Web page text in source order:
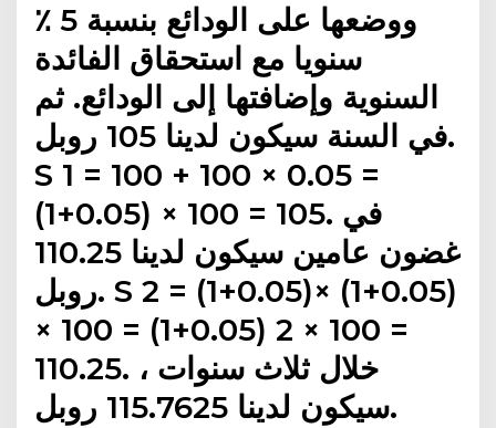
ووضعها على الودائع بنسبة 5 ٪
سنويا مع استحقاق الفائدة
السنوية وإضافتها إلى الودائع. ثم
في السنة سيكون لدينا 105 روبل.
S 1 = 100 + 100 × 0.05 =
(1+0.05) × 100 = 105. في
غضون عامين سيكون لدينا 110.25
روبل. S 2 = (1+0.05)× (1+0.05)
× 100 = (1+0.05) 2 × 100 =
110.25. خلال ثلاث سنوات ،
سيكون لدينا 115.7625 روبل.